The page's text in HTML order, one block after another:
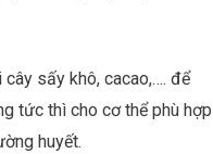
sấy khô, cacao,…. để
tức thì cho cơ thể phù hợp
huyết.